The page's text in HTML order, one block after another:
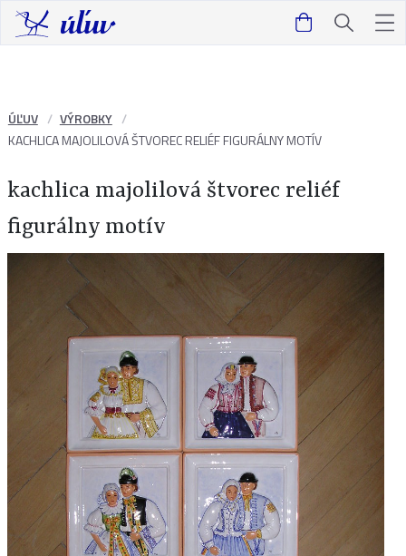
ÚĽUV
VÝROBKY
KACHLICA MAJOLILOVÁ ŠTVOREC RELIÉF FIGURÁLNY MOTÍV
kachlica majolilová štvorec reliéf
figurálny motív